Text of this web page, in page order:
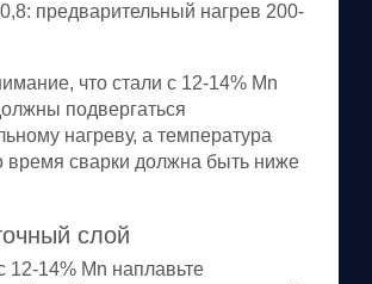
предварительный нагрев 200-
что стали с 12-14% Mn
подвергаться
нагреву, а температура
время сварки должна быть ниже
слой
12-14% Mn наплавьте